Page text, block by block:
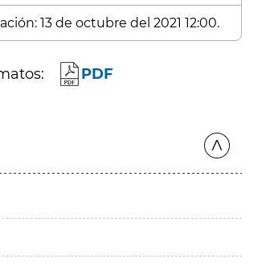
13 de octubre del 2021 12:00.
PDF